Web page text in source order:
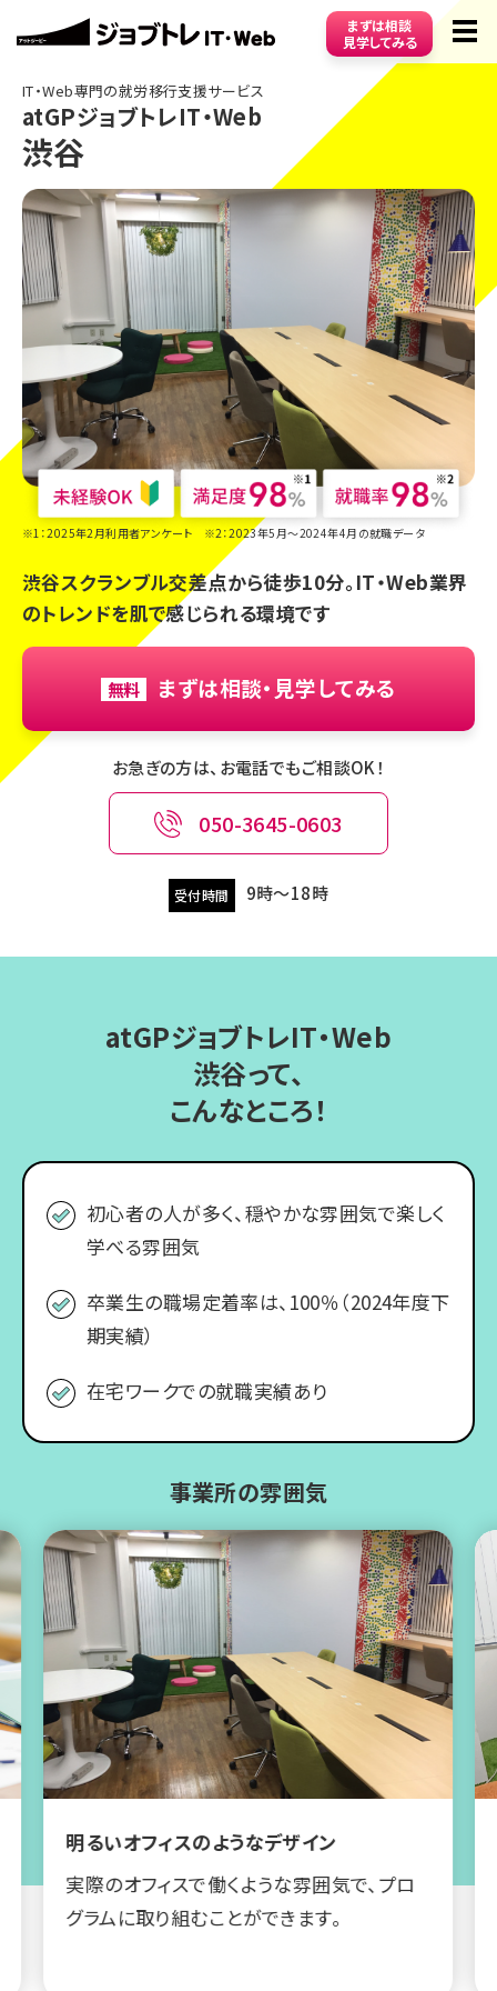
まずは相談
見学してみる
無料 まずは相談・見学してみる
無料 資料請求
特長
受講スタイル
ご利用対象者
ご利用の流れ
IT・Web専門の就労移行支援サービス
atGPジョブトレIT・Web
渋谷
※1：2025年2月利用者アンケート ※2：2023年5月～2024年4月の就職データ
渋谷スクランブル交差点から徒歩10分。IT・Web業界
のトレンドを肌で感じられる環境です
無料 まずは相談・見学してみる
お急ぎの方は、お電話でもご相談OK！
050-3645-0603
受付時間 9時〜18時
atGPジョブトレIT・Web
渋谷って、
こんなところ！
初心者の人が多く、穏やかな雰囲気で楽しく
学べる雰囲気
卒業生の職場定着率は、100％（2024年度下
期実績）
在宅ワークでの就職実績あり
事業所の雰囲気
明るいオフィスのようなデザイン
実際のオフィスで働くような雰囲気で、プロ
グラムに取り組むことができます。